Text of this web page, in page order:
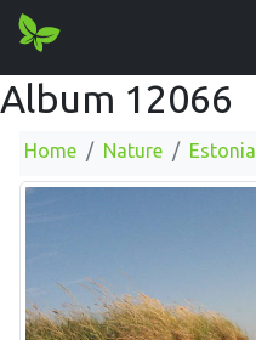
Album 12066
Home Nature Estonia